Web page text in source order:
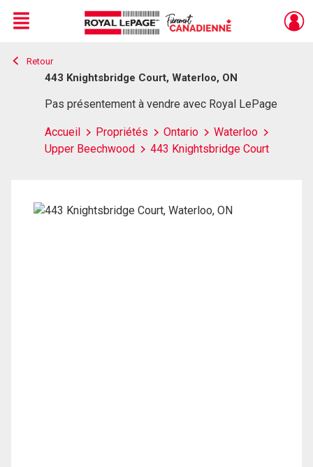
Live
En Direct
Menu
Retour
443 Knightsbridge Court, Waterloo, ON
Pas présentement à vendre avec Royal LePage
Accueil Propriétés Ontario
Waterloo
Upper Beechwood
443 Knightsbridge Court